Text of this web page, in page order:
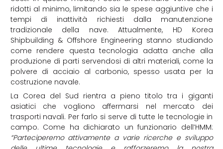
ridotti al minimo, limitando sia le spese aggiuntive che i
tempi di inattività richiesti dalla manutenzione
tradizionale della nave. Attualmente, HD Korea
Shipbuilding & Offshore Engineering stanno studiando
come rendere questa tecnologia adatta anche alla
produzione di parti servendosi di altri materiali, come la
polvere di acciaio al carbonio, spesso usata per la
costruzione navale.
La Corea del Sud rientra a pieno titolo tra i giganti
asiatici che vogliono affermarsi nel mercato dei
trasporti navali. Per farlo si serve di tutte le tecnologie in
campo. Come ha dichiarato un funzionario dell’HMM:
“Parteciperemo attivamente a varie ricerche e sviluppo